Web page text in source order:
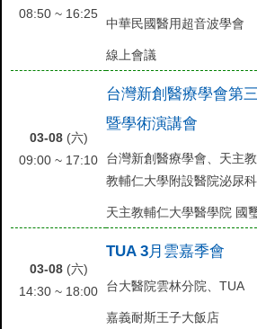
08:50 ~ 16:25
中華民國醫用超音波學會
線上會議
03-08(六)
09:00 ~ 17:10
台灣新創醫療學會第
暨學術演講會
台灣新創醫療學會、天主
教輔仁大學附設醫院泌尿科
天主教輔仁大學醫學院 國
03-08(六)
14:30 ~ 18:00
TUA 3月雲嘉季會
台大醫院雲林分院、TUA
嘉義耐斯王子大飯店